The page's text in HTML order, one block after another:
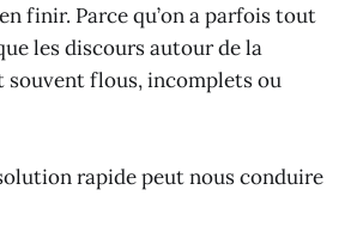
finir. Parce qu’on a parfois tout
les discours autour de la
flous, incomplets ou
rapide peut nous conduire